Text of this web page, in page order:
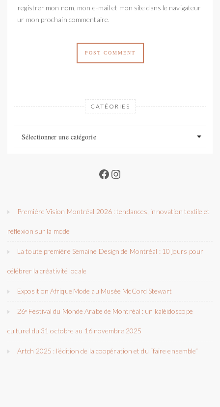
Enregistrer mon nom, mon e-mail et mon site dans le navigateur
pour mon prochain commentaire.
CATÉORIES
Sélectionner une catégorie
Facebook
Instagram
Première Vision Montréal 2026 : tendances, innovation textile et
réflexion sur la mode
La toute première Semaine Design de Montréal : 10 jours pour
célébrer la créativité locale
Exposition Afrique Mode au Musée McCord Stewart
26ᵉ Festival du Monde Arabe de Montréal : un kaléidoscope
culturel du 31 octobre au 16 novembre 2025
Artch 2025 : l’édition de la coopération et du “faire ensemble”